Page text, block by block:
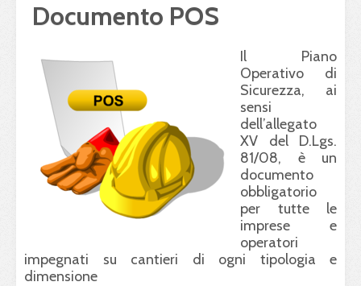
Documento POS
Il Piano
Operativo di
Sicurezza, ai
sensi
dell’allegato
XV del D.Lgs.
81/08, è un
documento
obbligatorio
per tutte le
imprese e
operatori
impegnati su cantieri di ogni tipologia e
dimensione